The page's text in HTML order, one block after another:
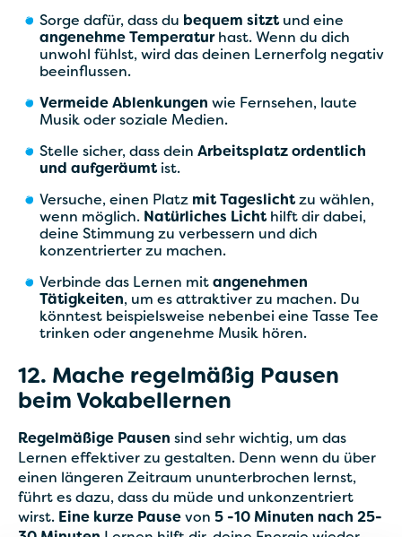
Sorge dafür, dass du bequem sitzt und eine
angenehme Temperatur hast. Wenn du dich
unwohl fühlst, wird das deinen Lernerfolg negativ
beeinflussen.
Vermeide Ablenkungen wie Fernsehen, laute
Musik oder soziale Medien.
Stelle sicher, dass dein Arbeitsplatz ordentlich
und aufgeräumt ist.
Versuche, einen Platz mit Tageslichtzu wählen,
wenn möglich. Natürliches Licht hilft dir dabei,
deine Stimmung zu verbessern und dich
konzentrierter zu machen.
Verbinde das Lernen mit angenehmen
Tätigkeiten, um es attraktiver zu machen. Du
könntest beispielsweise nebenbei eine Tasse Tee
trinken oder angenehme Musik hören.
12. Mache regelmäßig Pausen
beim Vokabellernen
Regelmäßige Pausen sind sehr wichtig, um das
Lernen effektiver zu gestalten. Denn wenn du über
einen längeren Zeitraum ununterbrochen lernst,
führt es dazu, dass du müde und unkonzentriert
wirst. Eine kurze Pause von 5 -10 Minuten nach 25-